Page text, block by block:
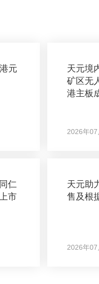
元
天元境
矿区无
港主板
2026年07
仁
市
天元助
售及根
2026年07